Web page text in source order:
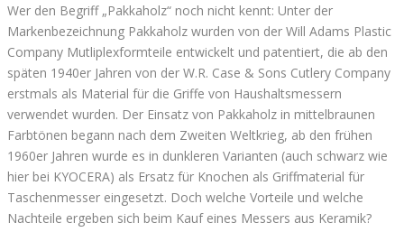
Wer den Begriff „Pakkaholz“ noch nicht kennt: Unter der
Markenbezeichnung Pakkaholz wurden von der Will Adams Plastic
Company Mutliplexformteile entwickelt und patentiert, die ab den
späten 1940er Jahren von der W.R. Case & Sons Cutlery Company
erstmals als Material für die Griffe von Haushaltsmessern
verwendet wurden. Der Einsatz von Pakkaholz in mittelbraunen
Farbtönen begann nach dem Zweiten Weltkrieg, ab den frühen
1960er Jahren wurde es in dunkleren Varianten (auch schwarz wie
hier bei KYOCERA) als Ersatz für Knochen als Griffmaterial für
Taschenmesser eingesetzt. Doch welche Vorteile und welche
Nachteile ergeben sich beim Kauf eines Messers aus Keramik?